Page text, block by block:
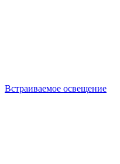
Встраиваемое освещение